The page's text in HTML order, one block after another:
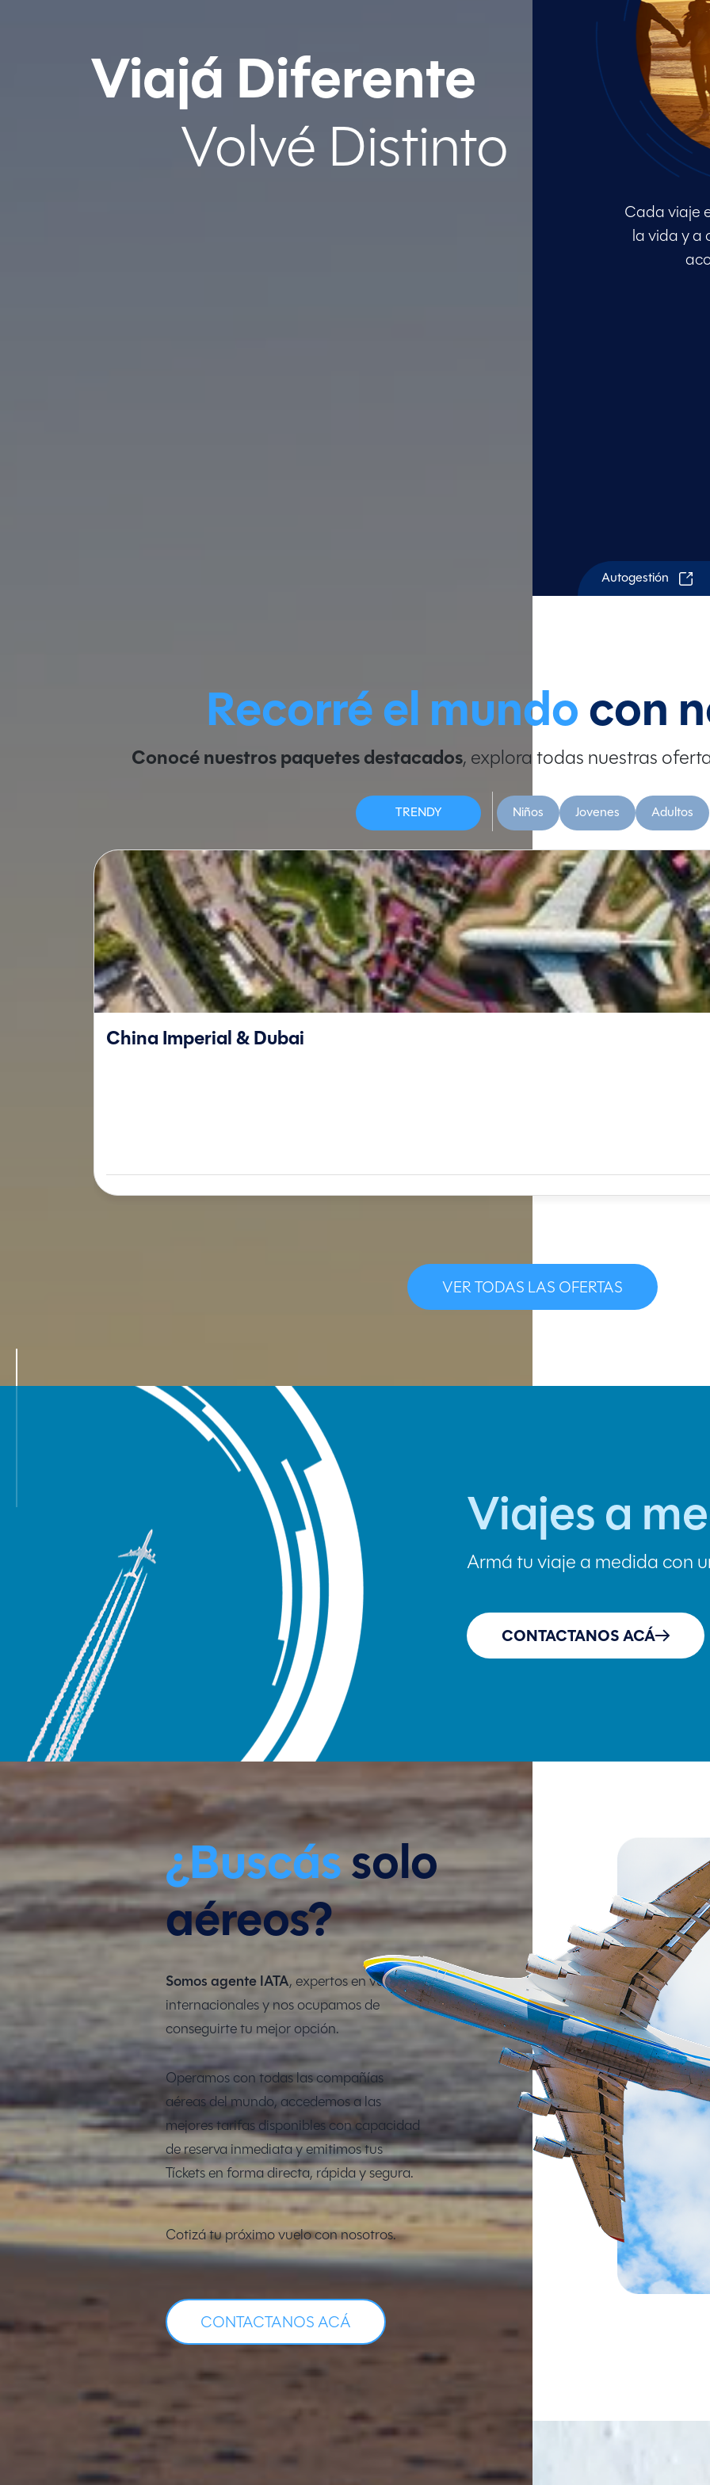
Viajá Diferente
Volvé Distinto
Cada viaje
la vida y a
Autogestión
Recorré el mundo con
Conocé nuestros paquetes destacados, explora todas nuestras
TRENDY Niños Jovenes Adultos
China Imperial & Dubai
VER TODAS LAS OFERTAS
Viajes a
Armá tu viaje a medida con
CONTACTANOS ACÁ
¿Buscássolo
aéreos?
Somos agente IATA, expertos en vuelos
internacionales y nos ocupamos de
conseguirte tu mejor opción.
Operamos con todas las compañías
aéreas del mundo, accedemos a las
mejores tarifas disponibles con capacidad
de reserva inmediata y emitimos tus
Tíckets en forma directa, rápida y segura.
Cotizá tu próximo vuelo con nosotros.
CONTACTANOS ACÁ